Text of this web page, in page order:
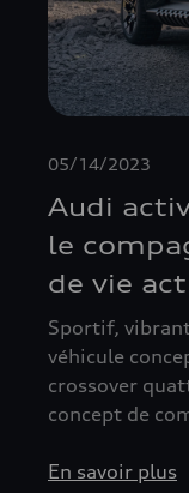
05/14/2023
Audi
le
de vie
Sportif,
véhicule
crossover
concept de
En savoir plus